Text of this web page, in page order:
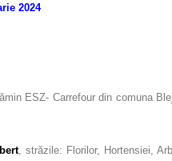
2024
ESZ- Carrefour din comuna
, străzile: Florilor, Hortensiei,